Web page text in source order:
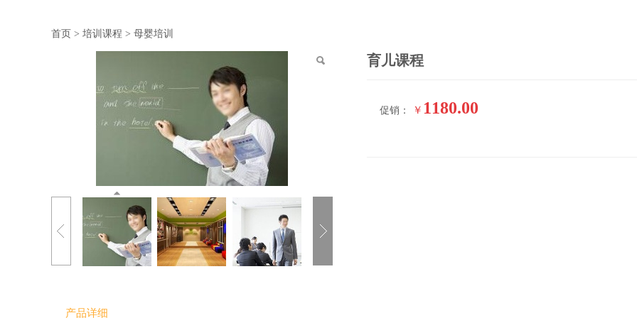
首页 > 培训课程 > 母婴培训
育儿课程
促销： ￥ 1180.00
产品详细